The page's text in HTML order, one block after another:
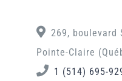
269, boulevard
Pointe-Claire
1 (514) 695-